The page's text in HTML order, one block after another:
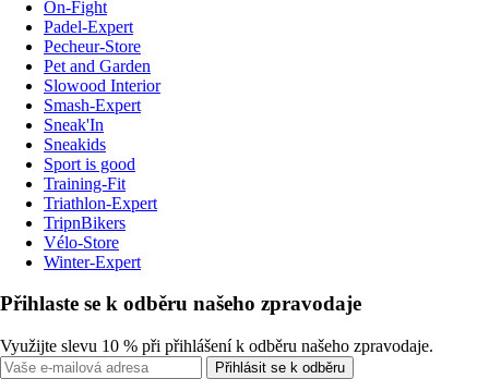
On-Fight
Padel-Expert
Pecheur-Store
Pet and Garden
Slowood Interior
Smash-Expert
Sneak'In
Sneakids
Sport is good
Training-Fit
Triathlon-Expert
TripnBikers
Vélo-Store
Winter-Expert
Přihlaste se k odběru našeho zpravodaje
Využijte slevu 10 % při přihlášení k odběru našeho zpravodaje.
Přihlásit se k odběru